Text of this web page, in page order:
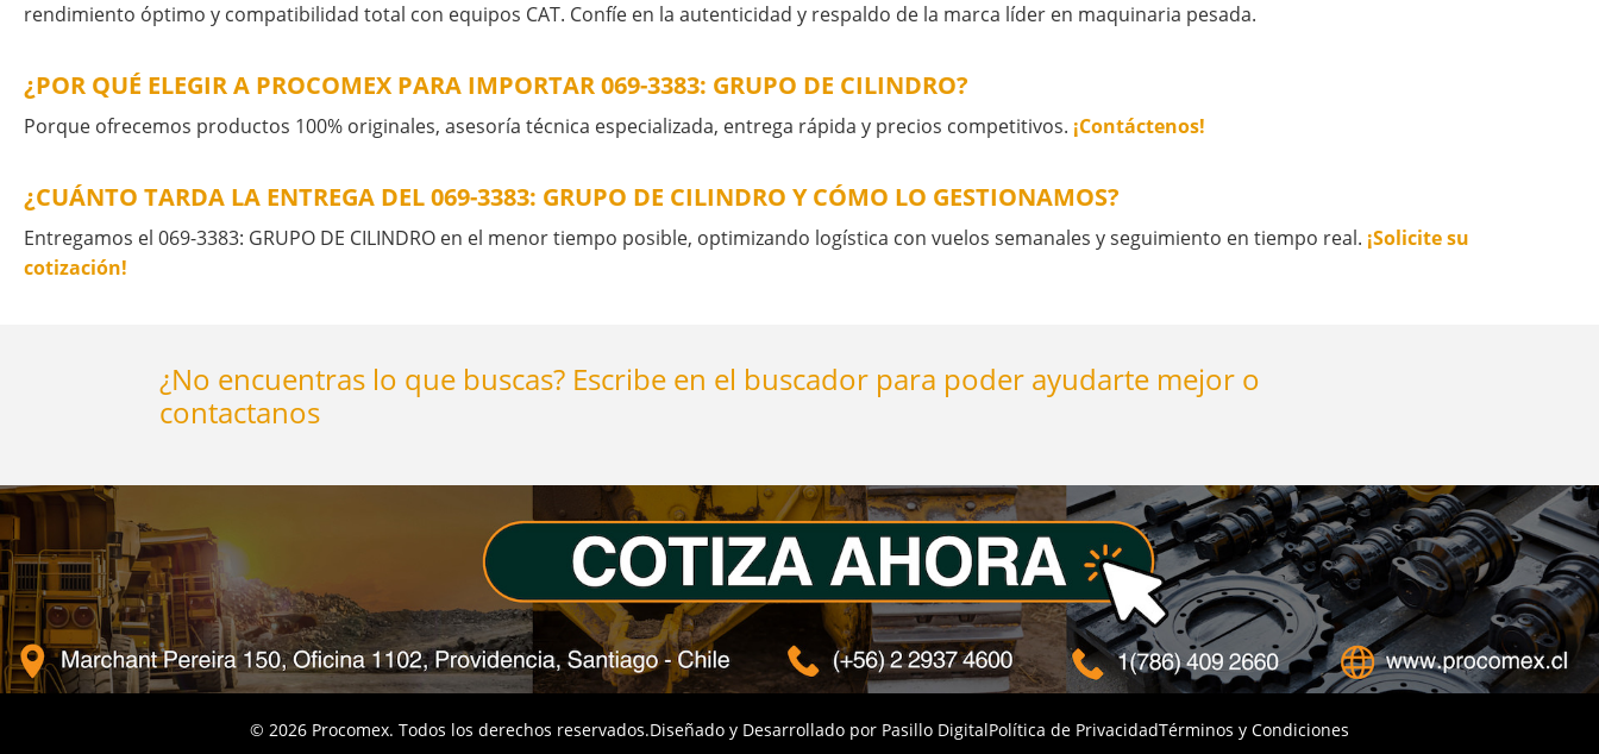
rendimiento óptimo y compatibilidad total con equipos CAT. Confíe en la autenticidad y respaldo de la marca líder en maquinaria pesada.
¿POR QUÉ ELEGIR A PROCOMEX PARA IMPORTAR 069-3383: GRUPO DE CILINDRO?
Porque ofrecemos productos 100% originales, asesoría técnica especializada, entrega rápida y precios competitivos. ¡Contáctenos!
¿CUÁNTO TARDA LA ENTREGA DEL 069-3383: GRUPO DE CILINDRO Y CÓMO LO GESTIONAMOS?
Entregamos el 069-3383: GRUPO DE CILINDRO en el menor tiempo posible, optimizando logística con vuelos semanales y seguimiento en tiempo real. ¡Solicite su
cotización!
¿No encuentras lo que buscas? Escribe en el buscador para poder ayudarte mejor o
contactanos
© 2026 Procomex. Todos los derechos reservados.Diseñado y Desarrollado por Pasillo DigitalPolítica de PrivacidadTérminos y Condiciones